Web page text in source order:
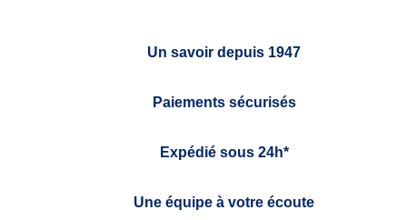
Un savoir depuis 1947
Paiements sécurisés
Expédié sous 24h*
Une équipe à votre écoute